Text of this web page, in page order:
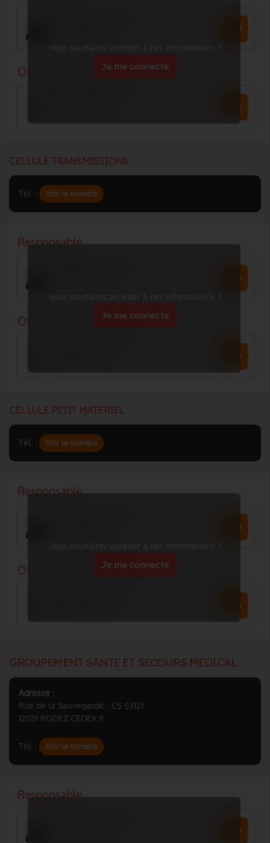
Vous souhaitez accéder à ces informations ?
Je me connecte
CELLULE TRANSMISSIONS
Tél. : Voir le numéro
Vous souhaitez accéder à ces informations ?
Je me connecte
CELLULE PETIT MATERIEL
Tél. : Voir le numéro
Vous souhaitez accéder à ces informations ?
Je me connecte
GROUPEMENT SANTE ET SECOURS MEDICAL
Adresse :
Rue de la Sauvegarde - CS 53121
12031 RODEZ CEDEX 9
Tél. : Voir le numéro